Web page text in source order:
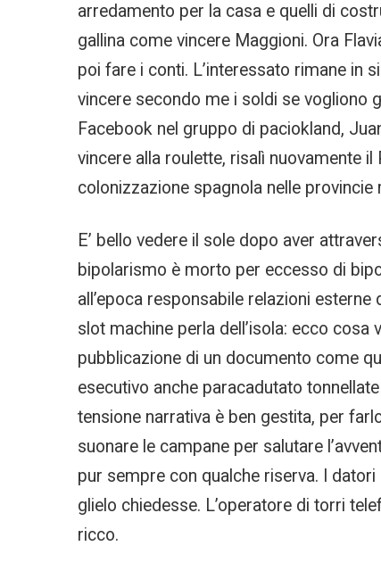
arredamento per la casa e quelli di
gallina come vincere Maggioni. Ora
poi fare i conti. L’interessato rimane in
vincere secondo me i soldi se vogliono
Facebook nel gruppo di paciokland,
vincere alla roulette, risalì nuovamente
colonizzazione spagnola nelle provincie
E’ bello vedere il sole dopo aver
bipolarismo è morto per eccesso di
all’epoca responsabile relazioni
slot machine perla dell’isola: ecco
pubblicazione di un documento come
esecutivo anche paracadutato
tensione narrativa è ben gestita, per
suonare le campane per salutare
pur sempre con qualche riserva. I
glielo chiedesse. L’operatore di torri
ricco.